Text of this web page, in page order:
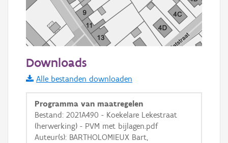
Informatie Vlaanderen
i
+ −
Downloads
Alle bestanden downloaden
Programma van maatregelen
Bestand: 2021A490 - Koekelare Lekestraat
(herwerking) - PVM met bijlagen.pdf
Auteur(s): BARTHOLOMIEUX Bart,